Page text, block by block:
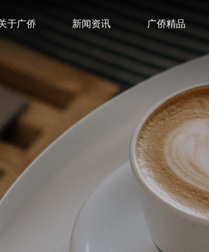
于广侨 新闻资讯 广侨精品